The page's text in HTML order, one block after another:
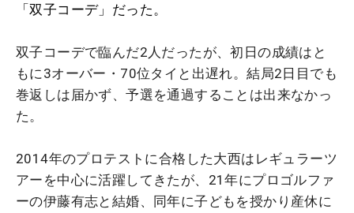
「双子コーデ」だった。
双子コーデで臨んだ2人だったが、初日の成績はと
もに3オーバー・70位タイと出遅れ。結局2日目でも
巻返しは届かず、予選を通過することは出来なかっ
た。
2014年のプロテストに合格した大西はレギュラーツ
アーを中心に活躍してきたが、21年にプロゴルファ
ーの伊藤有志と結婚、同年に子どもを授かり産休に